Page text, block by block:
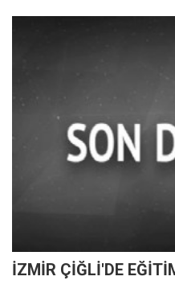
İZMİR ÇİĞLİ'DE